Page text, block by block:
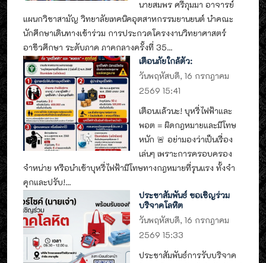
นายสมพร ศรีภุมมา อาจารย์
แผนกวิชาสามัญ วิทยาลัยเทคนิคอุตสาหกรรมยานยนต์ นำคณะ
นักศึกษาเดินทางเข้าร่วม การประกวดโครงงานวิทยาศาสตร์
อาชีวศึกษา ระดับภาค ภาคกลางครั้งที่ 35...
เตือนภัยใกล้ตัว:
วันพฤหัสบดี, 16 กรกฎาคม
2569 15:41
เตือนแล้วนะ! บุหรี่ไฟฟ้าและ
พอต = ผิดกฎหมายและมีโทษ
หนัก 🚨 อย่ามองว่าเป็นเรื่อง
เล่นๆ เพราะการครอบครอง
จำหน่าย หรือนำเข้าบุหรี่ไฟฟ้ามีโทษทางกฎหมายที่รุนแรง ทั้งจำ
คุกและปรับ!...
ประชาสัมพันธ์ ขอเชิญร่วม
บริจาคโลหิต
วันพฤหัสบดี, 16 กรกฎาคม
2569 15:33
ประชาสัมพันธ์การรับบริจาค